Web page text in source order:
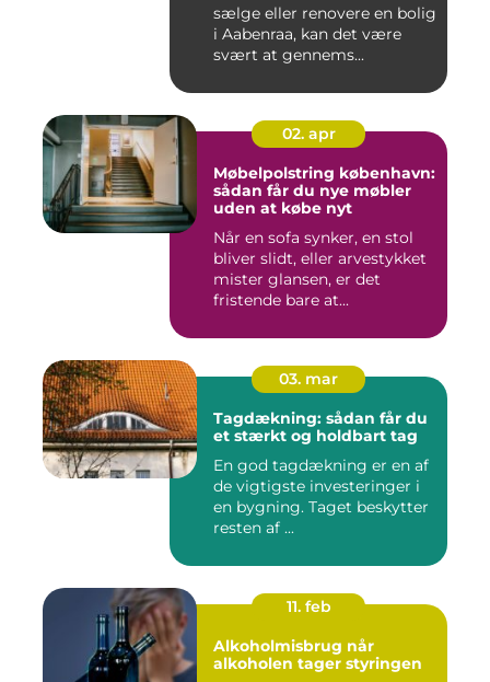
sælge eller renovere en bolig
i Aabenraa, kan det være
svært at gennems...
02. apr
Møbelpolstring københavn:
sådan får du nye møbler
uden at købe nyt
Når en sofa synker, en stol
bliver slidt, eller arvestykket
mister glansen, er det
fristende bare at...
03. mar
Tagdækning: sådan får du
et stærkt og holdbart tag
En god tagdækning er en af
de vigtigste investeringer i
en bygning. Taget beskytter
resten af ...
11. feb
Alkoholmisbrug når
alkoholen tager styringen